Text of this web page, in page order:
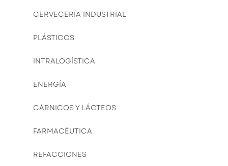
CERVECERÍA INDUSTRIAL
PLÁSTICOS
INTRALOGÍSTICA
ENERGÍA
CÁRNICOS Y LÁCTEOS
FARMACÉUTICA
REFACCIONES